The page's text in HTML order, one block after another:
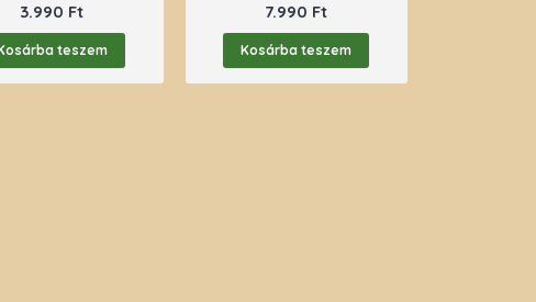
3.990 Ft
teszem
7.990 Ft
Kosárba teszem